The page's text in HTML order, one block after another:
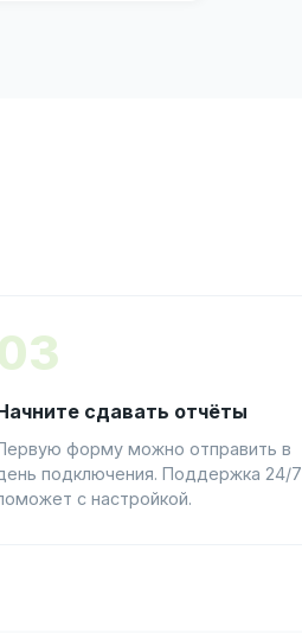
сдавать отчёты
форму можно отправить в
подключения. Поддержка 24/7
с настройкой.